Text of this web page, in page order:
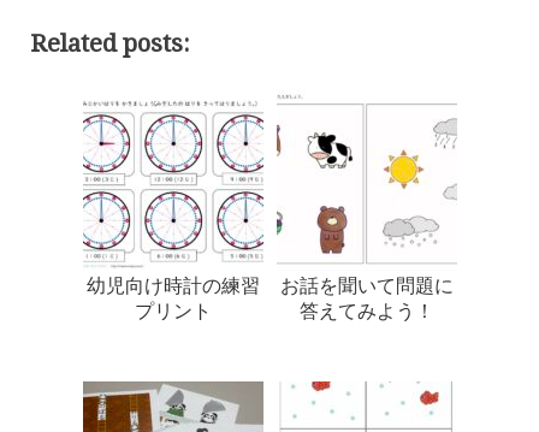
Related posts:
幼児向け時計の練習
プリント
お話を聞いて問題に
答えてみよう！